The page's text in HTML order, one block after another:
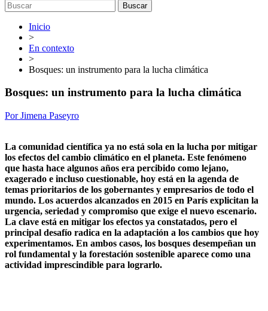
Buscar
Inicio
>
En contexto
>
Bosques: un instrumento para la lucha climática
Bosques: un instrumento para la lucha climática
Por Jimena Paseyro
La comunidad científica ya no está sola en la lucha por mitigar
los efectos del cambio climático en el planeta. Este fenómeno
que hasta hace algunos años era percibido como lejano,
exagerado e incluso cuestionable, hoy está en la agenda de
temas prioritarios de los gobernantes y empresarios de todo el
mundo. Los acuerdos alcanzados en 2015 en París explicitan la
urgencia, seriedad y compromiso que exige el nuevo escenario.
La clave está en mitigar los efectos ya constatados, pero el
principal desafío radica en la adaptación a los cambios que hoy
experimentamos. En ambos casos, los bosques desempeñan un
rol fundamental y la forestación sostenible aparece como una
actividad imprescindible para lograrlo.